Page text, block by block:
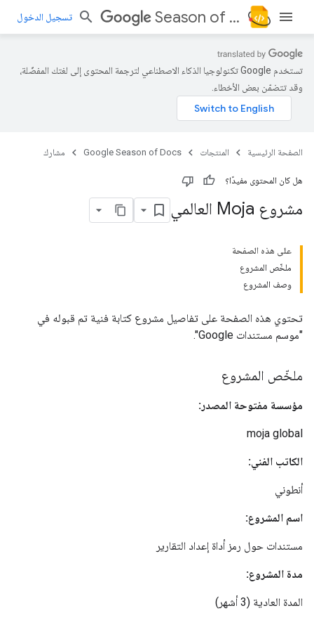
Season of Docs تسجيل الدخول
تستخدم Google تكنولوجيا الذكاء الاصطناعي لترجمة المحتوى إلى لغتك المفضّلة،
وقد تتضمّن بعض الأخطاء.
الصفحة الرئيسية المنتجات Google Season of Docs مشارك
هل كان المحتوى مفيدًا؟
مشروع Moja العالمي
على هذه الصفحة
ملخّص المشروع
وصف المشروع
تحتوي هذه الصفحة على تفاصيل مشروع كتابة فنية تم قبوله في
"موسم مستندات Google".
ملخّص المشروع
مؤسسة مفتوحة المصدر:
moja global
الكاتب الفني:
أنطوني
اسم المشروع:
مستندات حول رمز أداة إعداد التقارير
مدة المشروع:
المدة العادية (3 أشهر)